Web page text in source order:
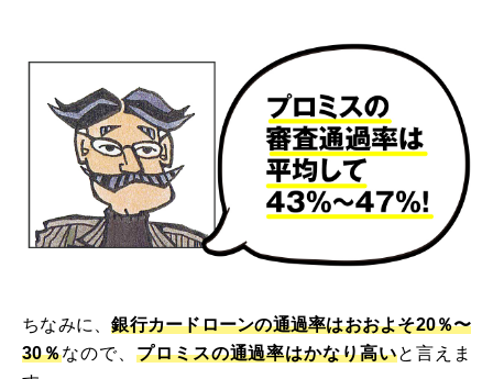
ちなみに、銀行カードローンの通過率はおおよそ20％〜
30％なので、 プロミスの通過率はかなり高いと言えま